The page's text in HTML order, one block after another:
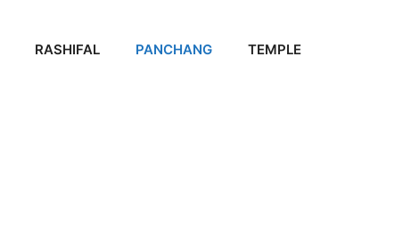
RASHIFAL PANCHANG TEMPLE